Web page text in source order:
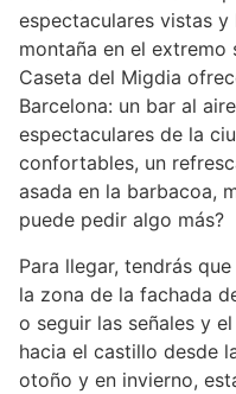
espectaculares vistas
montaña en el extremo
Caseta del Migdia
Barcelona: un bar al
espectaculares de la
confortables, un
asada en la barbacoa,
puede pedir algo más?
Para llegar, tendrás
la zona de la fachada
o seguir las señales y
hacia el castillo desde
otoño y en invierno,